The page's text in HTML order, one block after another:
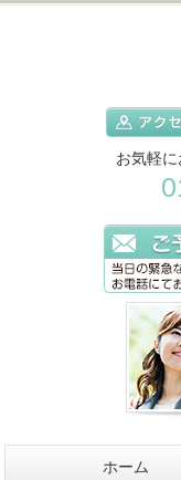
お気軽
ホーム